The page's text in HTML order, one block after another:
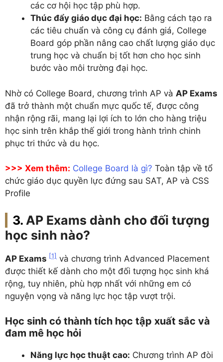
các cơ hội học tập phù hợp.
Thúc đẩy giáo dục đại học: Bằng cách tạo ra
các tiêu chuẩn và công cụ đánh giá, College
Board góp phần nâng cao chất lượng giáo dục
trung học và chuẩn bị tốt hơn cho học sinh
bước vào môi trường đại học.
Nhờ có College Board, chương trình AP và AP Exams
đã trở thành một chuẩn mực quốc tế, được công
nhận rộng rãi, mang lại lợi ích to lớn cho hàng triệu
học sinh trên khắp thế giới trong hành trình chinh
phục tri thức và du học.
>>> Xem thêm: College Board là gì? Toàn tập về tổ
chức giáo dục quyền lực đứng sau SAT, AP và CSS
Profile
AP Exams dành cho đối tượng
học sinh nào?
AP Exams [1] và chương trình Advanced Placement
được thiết kế dành cho một đối tượng học sinh khá
rộng, tuy nhiên, phù hợp nhất với những em có
nguyện vọng và năng lực học tập vượt trội.
Học sinh có thành tích học tập xuất sắc và
đam mê học hỏi
Năng lực học thuật cao: Chương trình AP đòi